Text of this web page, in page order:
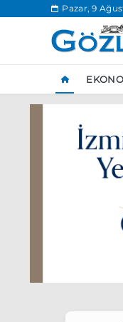
Pazar, 9